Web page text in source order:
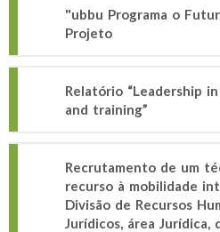
"ubbu Programa o
Projeto
Relatório “Leadership
and training”
Recrutamento de um
recurso à mobilidade
Divisão de Recursos
Jurídicos, área Jurídica,